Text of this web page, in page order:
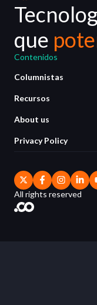
que
Contenidos
Columnistas
Recursos
About us
Privacy Policy
All rights reserved